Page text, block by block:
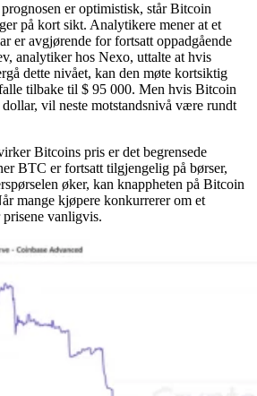
er optimistisk, står Bitcoin
på kort sikt. Analytikere mener at et
er avgjørende for fortsatt oppadgående
analytiker hos Nexo, uttalte at hvis
dette nivået, kan den møte kortsiktig
tilbake til $ 95 000. Men hvis Bitcoin
vil neste motstandsnivå være rundt
Bitcoins pris er det begrensede
BTC er fortsatt tilgjengelig på børser,
øker, kan knappheten på Bitcoin
mange kjøpere konkurrerer om et
vanligvis.